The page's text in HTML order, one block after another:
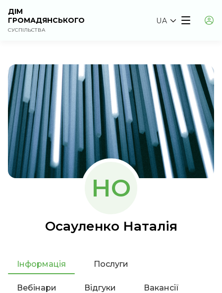
ДІМ
ГРОМАДЯНСЬКОГО
СУСПІЛЬСТВА
UA
НО
Осауленко Наталія
Інформація Послуги
Вебінари Відгуки Вакансії